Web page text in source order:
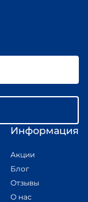
Информация
Акции
Блог
Отзывы
О нас